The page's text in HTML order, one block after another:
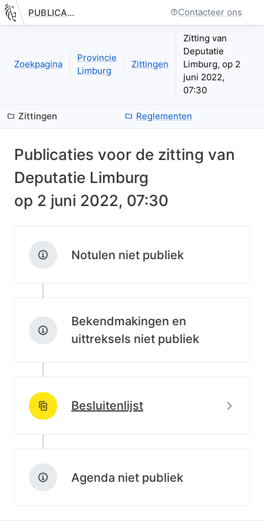
Nieuwe pagina: bestuurseenheid.zittingen.zitting.index
PUBLICATIE.GELINKT-NOTULEREN.VLAANDEREN.BE Contacteer ons
Zoekpagina
Provincie
Limburg
Zittingen
Zitting van
Deputatie
Limburg, op 2
juni 2022,
07:30
Zittingen Reglementen
Publicaties voor de zitting van
Deputatie Limburg
op 2 juni 2022, 07:30
Notulen niet publiek
Bekendmakingen en
uittreksels niet publiek
Besluitenlijst
http://data.lblod.info/id/lblod/besluitenlijsten/
Agenda niet publiek